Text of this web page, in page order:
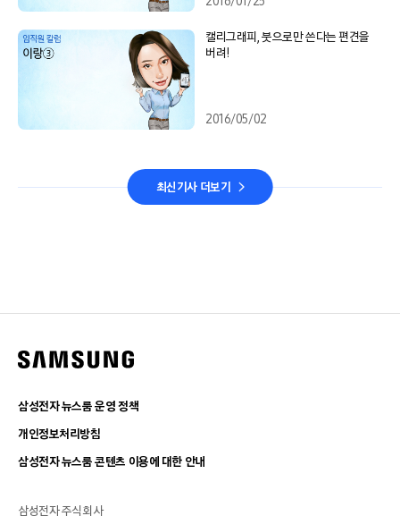
캘리그래피, 붓으로만 쓴다는 편견을
버려!
2016/05/02
최신기사 더보기
삼성전자 뉴스룸 운영 정책
개인정보처리방침
삼성전자 뉴스룸 콘텐츠 이용에 대한 안내
삼성전자 주식회사